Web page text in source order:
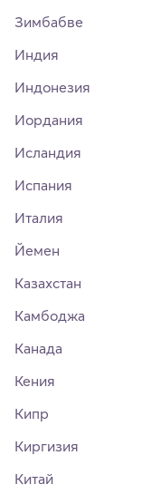
Зимбабве
Индия
Индонезия
Иордания
Исландия
Испания
Италия
Йемен
Казахстан
Камбоджа
Канада
Кения
Кипр
Киргизия
Китай